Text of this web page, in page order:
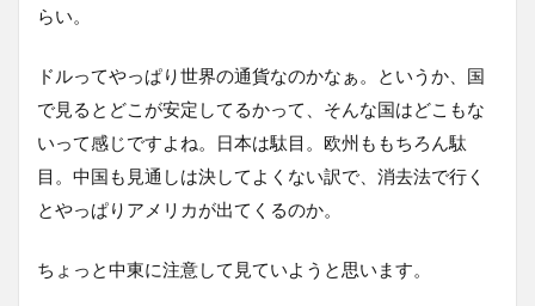
らい。
ドルってやっぱり世界の通貨なのかなぁ。というか、国
で見るとどこが安定してるかって、そんな国はどこもな
いって感じですよね。日本は駄目。欧州ももちろん駄
目。中国も見通しは決してよくない訳で、消去法で行く
とやっぱりアメリカが出てくるのか。
ちょっと中東に注意して見ていようと思います。